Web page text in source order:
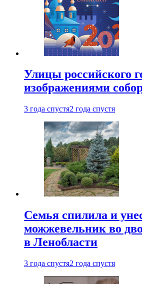
Улицы российского
изображениями
3 года спустя2 года спустя
Семья спилила и
можжевельник во
в Ленобласти
3 года спустя2 года спустя